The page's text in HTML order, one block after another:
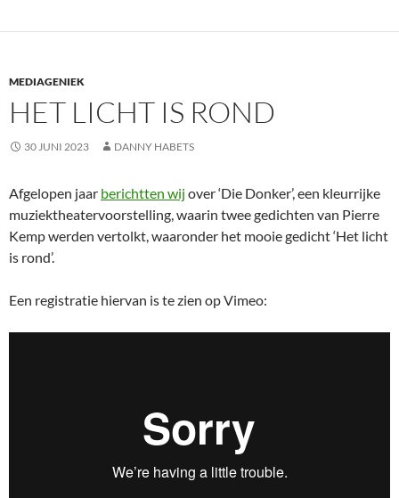
MEDIAGENIEK
HET LICHT IS ROND
30 JUNI 2023 DANNY HABETS
Afgelopen jaar berichtten wij over ‘Die Donker’, een kleurrijke
muziektheatervoorstelling, waarin twee gedichten van Pierre
Kemp werden vertolkt, waaronder het mooie gedicht ‘Het licht
is rond’.
Een registratie hiervan is te zien op Vimeo: